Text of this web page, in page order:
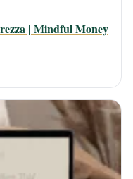
| Mindful Money